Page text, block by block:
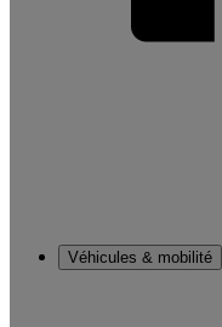
Véhicules & mobilité